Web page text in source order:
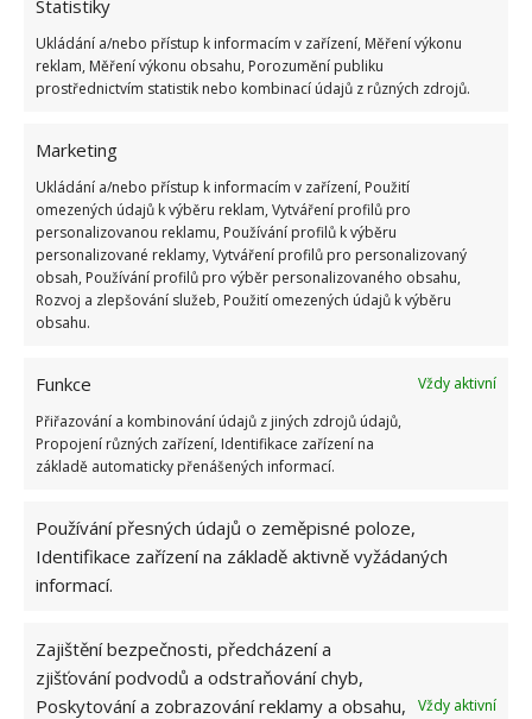
Statistiky
Ukládání a/nebo přístup k informacím v zařízení, Měření výkonu
reklam, Měření výkonu obsahu, Porozumění publiku
prostřednictvím statistik nebo kombinací údajů z různých zdrojů.
Marketing
Ukládání a/nebo přístup k informacím v zařízení, Použití
omezených údajů k výběru reklam, Vytváření profilů pro
personalizovanou reklamu, Používání profilů k výběru
personalizované reklamy, Vytváření profilů pro personalizovaný
obsah, Používání profilů pro výběr personalizovaného obsahu,
Rozvoj a zlepšování služeb, Použití omezených údajů k výběru
obsahu.
Funkce
Vždy aktivní
Přiřazování a kombinování údajů z jiných zdrojů údajů,
Propojení různých zařízení, Identifikace zařízení na
základě automaticky přenášených informací.
Používání přesných údajů o zeměpisné poloze,
Identifikace zařízení na základě aktivně vyžádaných
informací.
Zajištění bezpečnosti, předcházení a
zjišťování podvodů a odstraňování chyb,
Poskytování a zobrazování reklamy a obsahu,
Vždy aktivní
univerzity, který je již od malička
velkým kutilem. V podstatě vše, co je
možné najít v j...[Více o autorovi]